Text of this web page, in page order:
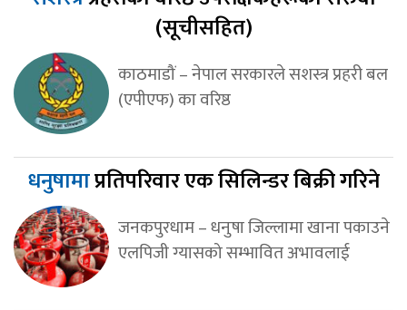
(सूचीसहित)
काठमाडौं – नेपाल सरकारले सशस्त्र प्रहरी बल
(एपीएफ) का वरिष्ठ
धनुषामाप्रतिपरिवार एक सिलिन्डर बिक्री गरिने
जनकपुरधाम – धनुषा जिल्लामा खाना पकाउने
एलपिजी ग्यासको सम्भावित अभावलाई